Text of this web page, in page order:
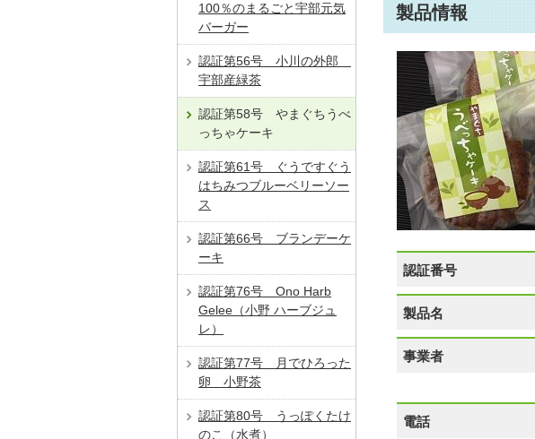
製品情報
認証番号
製品名
事業者
電話
100％のまるごと宇部元気
バーガー
認証第56号 小川の外郎
宇部産緑茶
認証第58号 やまぐちうべ
っちゃケーキ
認証第61号 ぐうですぐう
はちみつブルーベリーソー
ス
認証第66号 ブランデーケ
ーキ
認証第76号 Ono Harb
Gelee（小野 ハーブジュ
レ）
認証第77号 月でひろった
卵 小野茶
認証第80号 うっぽくたけ
のこ（水煮）